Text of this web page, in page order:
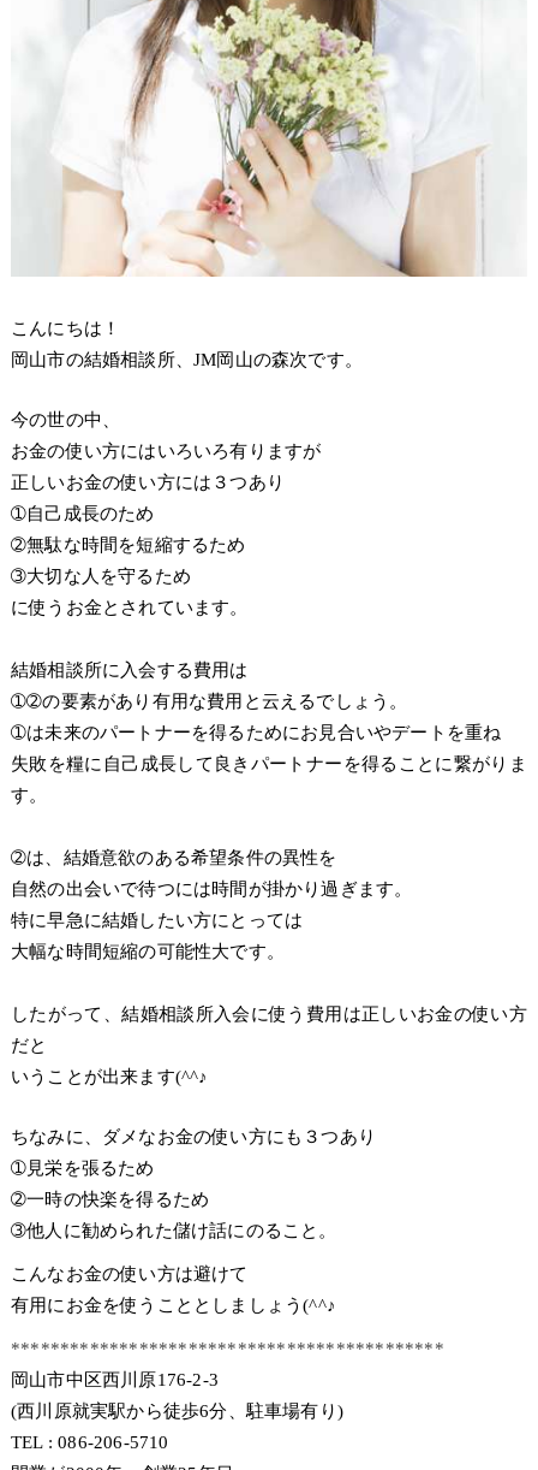
こんにちは！
岡山市の結婚相談所、JM岡山の森次です。
今の世の中、
お金の使い方にはいろいろ有りますが
正しいお金の使い方には３つあり
➀自己成長のため
➁無駄な時間を短縮するため
➂大切な人を守るため
に使うお金とされています。
結婚相談所に入会する費用は
➀➁の要素があり有用な費用と云えるでしょう。
➀は未来のパートナーを得るためにお見合いやデートを重ね
失敗を糧に自己成長して良きパートナーを得ることに繋がりま
す。
➁は、結婚意欲のある希望条件の異性を
自然の出会いで待つには時間が掛かり過ぎます。
特に早急に結婚したい方にとっては
大幅な時間短縮の可能性大です。
したがって、結婚相談所入会に使う費用は正しいお金の使い方
だと
いうことが出来ます(^^♪
ちなみに、ダメなお金の使い方にも３つあり
➀見栄を張るため
➁一時の快楽を得るため
➂他人に勧められた儲け話にのること。
こんなお金の使い方は避けて
有用にお金を使うこととしましょう(^^♪
********************************************
岡山市中区西川原176-2-3
(西川原就実駅から徒歩6分、駐車場有り)
TEL : 086-206-5710